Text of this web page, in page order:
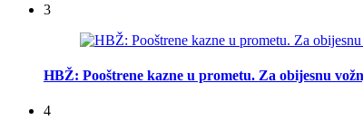
3
HBŽ: Pooštrene kazne u prometu. Za obijesnu
4